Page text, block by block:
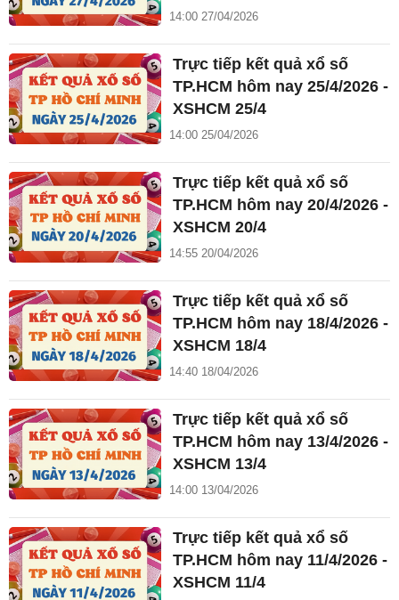
14:00 27/04/2026
Trực tiếp kết quả xổ số
TP.HCM hôm nay 25/4/2026 -
XSHCM 25/4
14:00 25/04/2026
Trực tiếp kết quả xổ số
TP.HCM hôm nay 20/4/2026 -
XSHCM 20/4
14:55 20/04/2026
Trực tiếp kết quả xổ số
TP.HCM hôm nay 18/4/2026 -
XSHCM 18/4
14:40 18/04/2026
Trực tiếp kết quả xổ số
TP.HCM hôm nay 13/4/2026 -
XSHCM 13/4
14:00 13/04/2026
Trực tiếp kết quả xổ số
TP.HCM hôm nay 11/4/2026 -
XSHCM 11/4